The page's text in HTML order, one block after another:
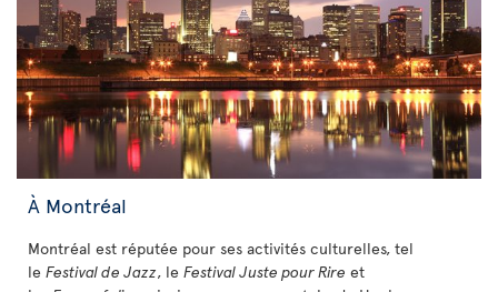
À Montréal
Montréal est réputée pour ses activités culturelles, tel
le Festival de Jazz, le Festival Juste pour Rire et